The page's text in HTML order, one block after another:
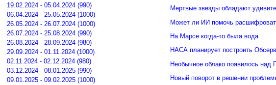
19.02.2024 - 05.04.2024 (990)
06.04.2024 - 25.05.2024 (1000)
26.05.2024 - 26.07.2024 (1000)
26.07.2024 - 25.08.2024 (990)
26.08.2024 - 28.09.2024 (980)
29.09.2024 - 01.11.2024 (1000)
02.11.2024 - 02.12.2024 (980)
03.12.2024 - 08.01.2025 (990)
09.01.2025 - 09.02.2025 (1000)
Мертвые звезды обладают
Может ли ИИ помочь
На Марсе когда-то была вода
НАСА планирует построить
Необычное облако появилось над
Новый поворот в решении